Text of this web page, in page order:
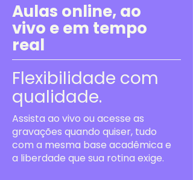
Aulas online, ao
vivo e em tempo
real
Flexibilidade com
qualidade.
Assista ao vivo ou acesse as
gravações quando quiser, tudo
com a mesma base acadêmica e
a liberdade que sua rotina exige.